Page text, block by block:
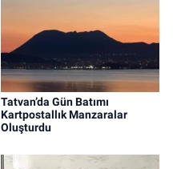
Tatvan’da Gün Batımı
Kartpostallık Manzaralar
Oluşturdu